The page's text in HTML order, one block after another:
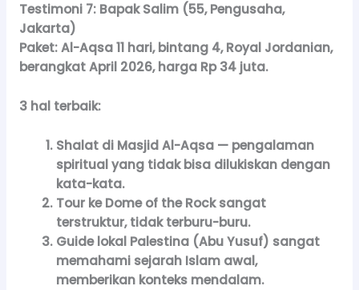
Testimoni 7: Bapak Salim (55, Pengusaha,
Jakarta)
Paket:Al-Aqsa 11 hari, bintang 4, Royal Jordanian,
berangkat April 2026, harga Rp 34 juta.
3 hal terbaik:
Shalat di Masjid Al-Aqsa — pengalaman
spiritual yang tidak bisa dilukiskan dengan
kata-kata.
Tour ke Dome of the Rock sangat
terstruktur, tidak terburu-buru.
Guide lokal Palestina (Abu Yusuf) sangat
memahami sejarah Islam awal,
memberikan konteks mendalam.